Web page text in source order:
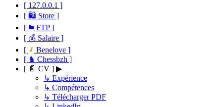
[ 127.0.0.1 ]
[ 🛍 Store ]
[
FTP ]
[ 💰 Salaire ]
[
Benelove ]
[ ♞ Chessbzh ]
[ 📄 CV ] ▶
↳ Expérience
↳ Compétences
↳ Télécharger PDF